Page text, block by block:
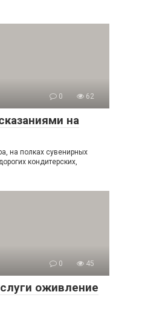
0 62
на
на полках сувенирных
кондитерских,
0 45
оживление